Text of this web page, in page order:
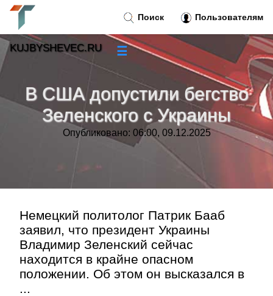
В США допустили бегство
Зеленского с Украины
Опубликовано: 06:00, 09.12.2025
Немецкий политолог Патрик Бааб
заявил, что президент Украины
Владимир Зеленский сейчас
находится в крайне опасном
положении. Об этом он высказался в
...
Поиск Пользователям
KUJBYSHEVEC.RU ☰
»
Тренды новостей »
»
Контакт»